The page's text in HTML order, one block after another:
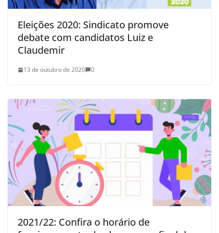
Eleições 2020: Sindicato promove
debate com candidatos Luiz e
Claudemir
13 de outubro de 2020 0
2021/22: Confira o horário de